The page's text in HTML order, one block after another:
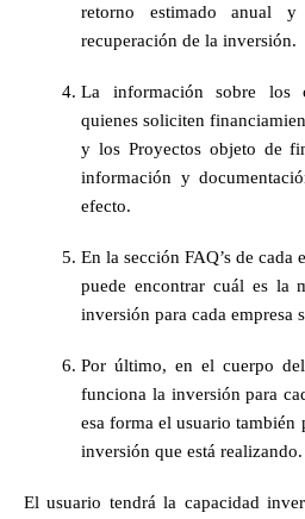
retorno estimado anual
recuperación de la inversión.
La información sobre los
quienes soliciten
y los Proyectos objeto de
información y
efecto.
En la sección FAQ’s de cada
puede encontrar cuál es la
inversión para cada empresa
Por último, en el cuerpo
funciona la inversión para
esa forma el usuario también
inversión que está realizando.
El usuario tendrá la capacidad